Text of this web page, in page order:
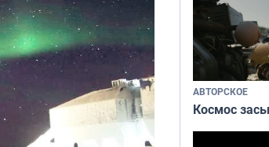
АВТОРСКОЕ
Космос